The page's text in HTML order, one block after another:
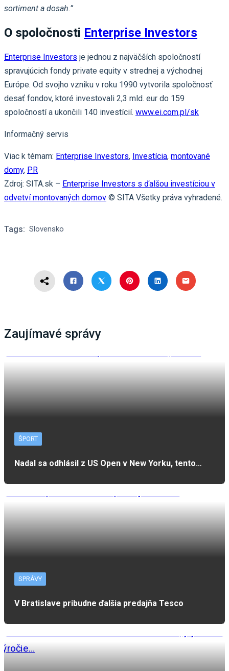
sortiment a dosah.”
O spoločnosti Enterprise Investors
Enterprise Investors je jednou z najväčších spoločností
spravujúcich fondy private equity v strednej a východnej
Európe. Od svojho vzniku v roku 1990 vytvorila spoločnosť
desať fondov, ktoré investovali 2,3 mld. eur do 159
spoločností a ukončili 140 investícií. www.ei.com.pl/sk
Informačný servis
Viac k témam: Enterprise Investors, Investícia, montované
domy, PR
Zdroj: SITA.sk – Enterprise Investors s ďalšou investíciou v
odvetví montovaných domov © SITA Všetky práva vyhradené.
Tags: Slovensko
Zaujímavé správy
ŠPORT
Nadal sa odhlásil z US Open v New Yorku, tento…
SPRÁVY
V Bratislave pribudne ďalšia predajňa Tesco